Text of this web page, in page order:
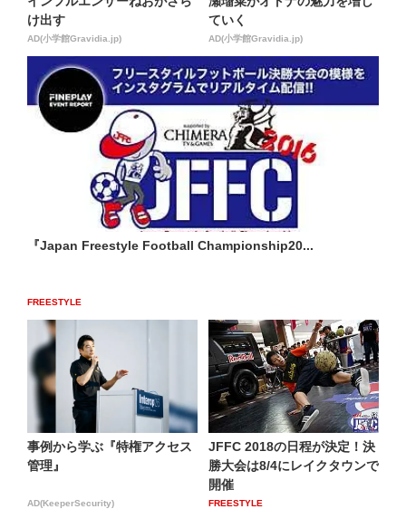
け出す
AD(小学館Gravidia.jp)
ていく
AD(小学館Gravidia.jp)
『Japan Freestyle Football Championship20...
FREESTYLE
事例から学ぶ『特権アクセス
管理』
AD(KeeperSecurity)
JFFC 2018の日程が決定！決
勝大会は8/4にレイクタウンで
開催
FREESTYLE